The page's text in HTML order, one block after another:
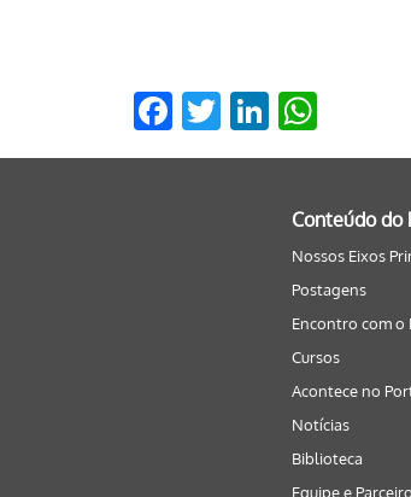
Facebook
TwitterLinkedIn
Conteúdo do
Nossos Eixos
Postagens
Encontro com o
Cursos
Acontece no
Notícias
Biblioteca
Equipe e